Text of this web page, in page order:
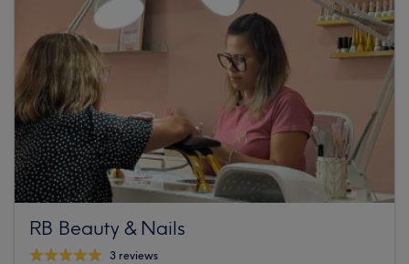
RB Beauty & Nails
3 reviews